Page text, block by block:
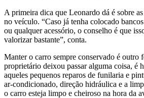
A primeira dica que Leonardo dá é sobre
no veículo. “Caso já tenha colocado
ou qualquer acessório, o conselho é que
valorizar bastante”, conta.
Manter o carro sempre conservado é outro
proprietário deixou passar alguma coisa, é
aqueles pequenos reparos de funilaria e
ar-condicionado, direção hidráulica e a
o carro esteja limpo e cheiroso na hora da